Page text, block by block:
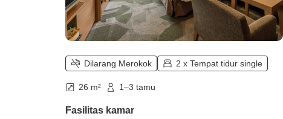
Dilarang Merokok 2 x Tempat tidur single
26 m² 1–3 tamu
Fasilitas kamar